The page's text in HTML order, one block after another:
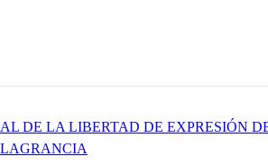
DE LA LIBERTAD DE EXPRESIÓN